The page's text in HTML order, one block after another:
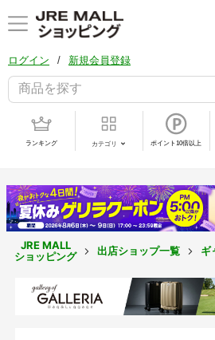
ログイン / 新規会員登録
ランキング カテゴリ ポイント10倍以上
JRE MALL
ショッピング 出店ショップ一覧 ギ